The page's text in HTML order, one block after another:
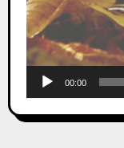
00:00